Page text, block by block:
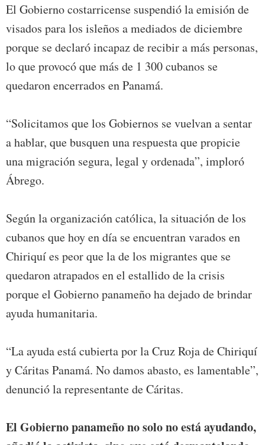
El Gobierno costarricense suspendió la emisión de
visados para los isleños a mediados de diciembre
porque se declaró incapaz de recibir a más personas,
lo que provocó que más de 1 300 cubanos se
quedaron encerrados en Panamá.
“Solicitamos que los Gobiernos se vuelvan a sentar
a hablar, que busquen una respuesta que propicie
una migración segura, legal y ordenada”, imploró
Ábrego.
Según la organización católica, la situación de los
cubanos que hoy en día se encuentran varados en
Chiriquí es peor que la de los migrantes que se
quedaron atrapados en el estallido de la crisis
porque el Gobierno panameño ha dejado de brindar
ayuda humanitaria.
“La ayuda está cubierta por la Cruz Roja de Chiriquí
y Cáritas Panamá. No damos abasto, es lamentable”,
denunció la representante de Cáritas.
El Gobierno panameño no solo no está ayudando,